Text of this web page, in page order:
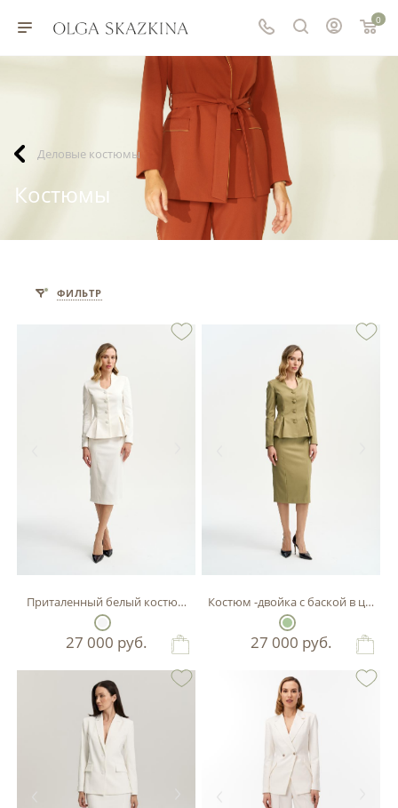
0
Деловые костюмы
Костюмы
ФИЛЬТР
Приталенный белый костюм-двойка с баской.
27 000 руб.
Костюм -двойка с
27 000 руб.